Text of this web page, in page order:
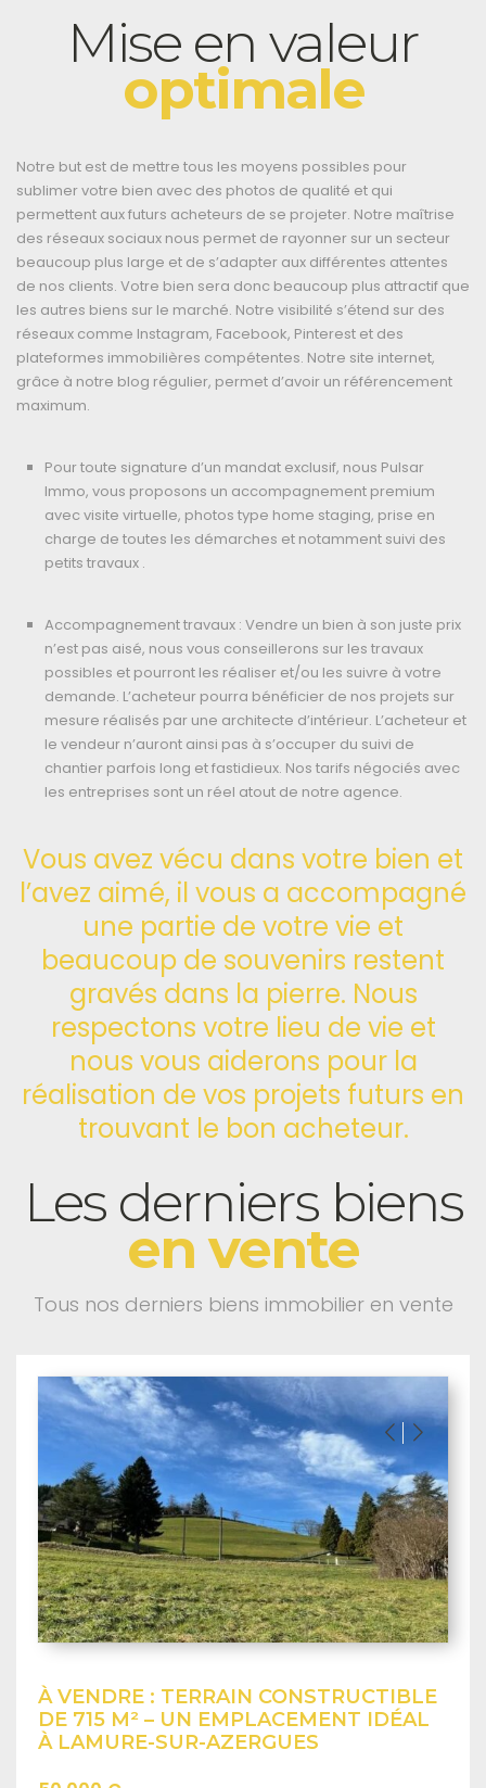
Mise en valeur
optimale
Notre but est de mettre tous les moyens possibles pour
sublimer votre bien avec des photos de qualité et qui
permettent aux futurs acheteurs de se projeter. Notre maîtrise
des réseaux sociaux nous permet de rayonner sur un secteur
beaucoup plus large et de s’adapter aux différentes attentes
de nos clients. Votre bien sera donc beaucoup plus attractif que
les autres biens sur le marché. Notre visibilité s’étend sur des
réseaux comme Instagram, Facebook, Pinterest et des
plateformes immobilières compétentes. Notre site internet,
grâce à notre blog régulier, permet d’avoir un référencement
maximum.
Pour toute signature d’un mandat exclusif, nous Pulsar
Immo, vous proposons un accompagnement premium
avec visite virtuelle, photos type home staging, prise en
charge de toutes les démarches et notamment suivi des
petits travaux .
Accompagnement travaux : Vendre un bien à son juste prix
n’est pas aisé, nous vous conseillerons sur les travaux
possibles et pourront les réaliser et/ou les suivre à votre
demande. L’acheteur pourra bénéficier de nos projets sur
mesure réalisés par une architecte d’intérieur. L’acheteur et
le vendeur n’auront ainsi pas à s’occuper du suivi de
chantier parfois long et fastidieux. Nos tarifs négociés avec
les entreprises sont un réel atout de notre agence.
Vous avez vécu dans votre bien et
l’avez aimé, il vous a accompagné
une partie de votre vie et
beaucoup de souvenirs restent
gravés dans la pierre. Nous
respectons votre lieu de vie et
nous vous aiderons pour la
réalisation de vos projets futurs en
trouvant le bon acheteur.
Les derniers biens
en vente
Tous nos derniers biens immobilier en vente
IDÉAL
APPARTEMENT DUPLEX – 2
– TARARE